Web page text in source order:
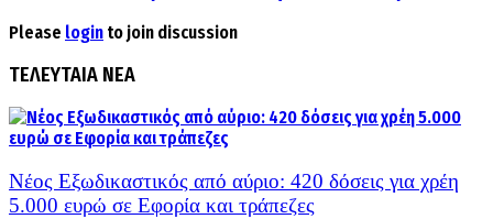
Please login to join discussion
ΤΕΛΕΥΤΑΙΑ ΝΕΑ
Νέος Εξωδικαστικός από αύριο: 420 δόσεις για χρέη
5.000 ευρώ σε Εφορία και τράπεζες